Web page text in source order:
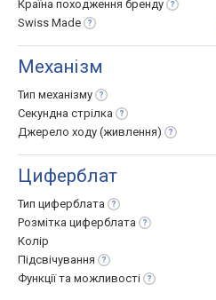
Країна походження бренду
Swiss Made
Механізм
Тип механізму
Секундна стрілка
Джерело ходу (живлення)
Циферблат
Тип циферблата
Розмітка циферблата
Колір
Підсвічування
Функції та можливості